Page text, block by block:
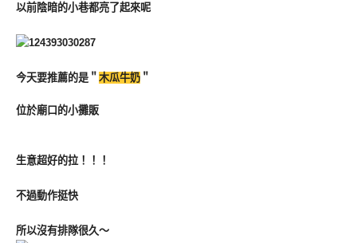
以前陰暗的小巷都亮了起來呢
今天要推薦的是＂ 木瓜牛奶 ＂
位於廟口的小攤販
生意超好的拉！！！
不過動作挺快
所以沒有排隊很久～